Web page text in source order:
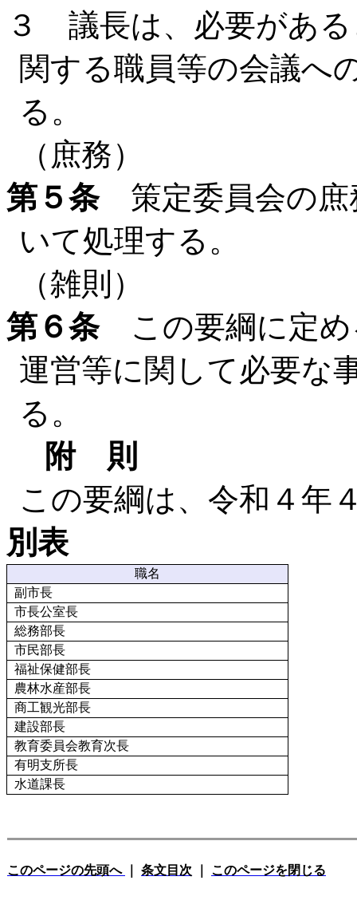
３ 議長は、必要があ
関する職員等の会議へ
る。
（庶務）
第５条策定委員会の庶
いて処理する。
（雑則）
第６条この要綱に定め
運営等に関して必要な
る。
附 則
この要綱は、令和４年
別表
職名
副市長
市長公室長
総務部長
市民部長
福祉保健部長
農林水産部長
商工観光部長
建設部長
教育委員会教育次長
有明支所長
水道課長
このページの先頭へ 条文目次 このページを閉じる